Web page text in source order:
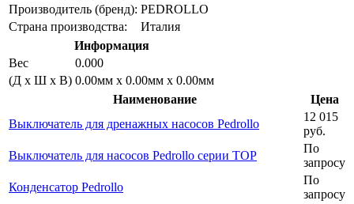
Производитель (бренд): PEDROLLO
Страна производства:
Италия
Информация
Вес
0.000
(Д х Ш х В) 0.00мм x 0.00мм x 0.00мм
Наименование
Цена
Выключатель для дренажных насосов Pedrollo
12 015
руб.
Выключатель для насосов Pedrollo серии TOP
По
запросу
Конденсатор Pedrollo
По
запросу